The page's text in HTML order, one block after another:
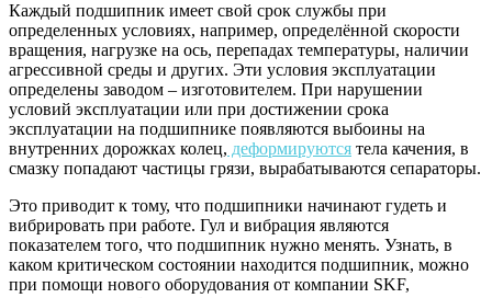
Каждый подшипник имеет свой срок службы при
определенных условиях, например, определённой скорости
вращения, нагрузке на ось, перепадах температуры, наличии
агрессивной среды и других. Эти условия эксплуатации
определены заводом – изготовителем. При нарушении
условий эксплуатации или при достижении срока
эксплуатации на подшипнике появляются выбоины на
внутренних дорожках колец, деформируются тела качения, в
смазку попадают частицы грязи, вырабатываются сепараторы.
Это приводит к тому, что подшипники начинают гудеть и
вибрировать при работе. Гул и вибрация являются
показателем того, что подшипник нужно менять. Узнать, в
каком критическом состоянии находится подшипник, можно
при помощи нового оборудования от компании SKF,